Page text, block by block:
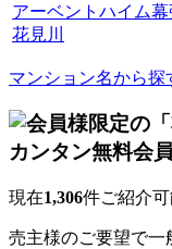
アーベントハイム幕
花見川
マンション名から探
現在1,306件ご紹介可
売主様のご要望で一